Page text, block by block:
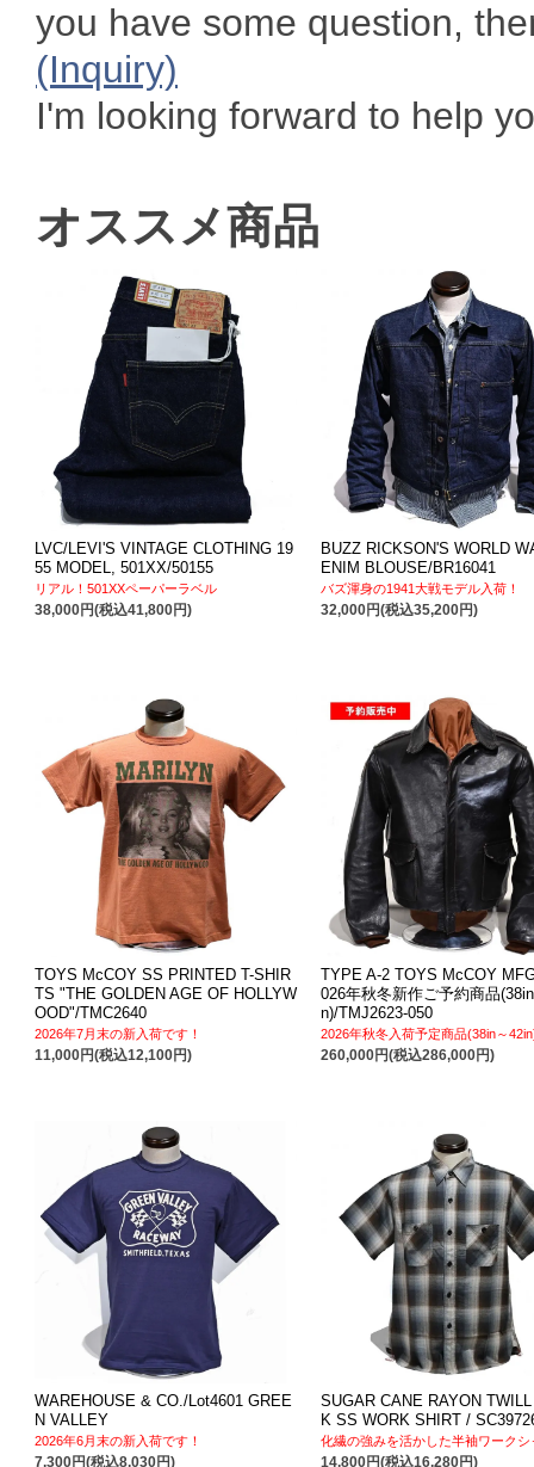
you have some question,
(Inquiry)
I'm looking forward to help
オススメ商品
LVC/LEVI'S VINTAGE CLOTHING 19
55 MODEL, 501XX/50155
リアル！501XXペーパーラベル
38,000円(税込41,800円)
BUZZ RICKSON'S WORLD
ENIM BLOUSE/BR16041
バズ渾身の1941大戦モデル入荷！
32,000円(税込35,200円)
TOYS McCOY SS PRINTED T-SHIR
TS "THE GOLDEN AGE OF HOLLYW
OOD"/TMC2640
2026年7月末の新入荷です！
11,000円(税込12,100円)
TYPE A-2 TOYS McCOY
026年秋冬新作ご予約商品
n)/TMJ2623-050
2026年秋冬入荷予定商品(38in～
260,000円(税込286,000円)
WAREHOUSE & CO./Lot4601 GREE
N VALLEY
2026年6月末の新入荷です！
7,300円(税込8,030円)
SUGAR CANE RAYON
K SS WORK SHIRT /
化繊の強みを活かした半袖ワークシ
14,800円(税込16,280円)